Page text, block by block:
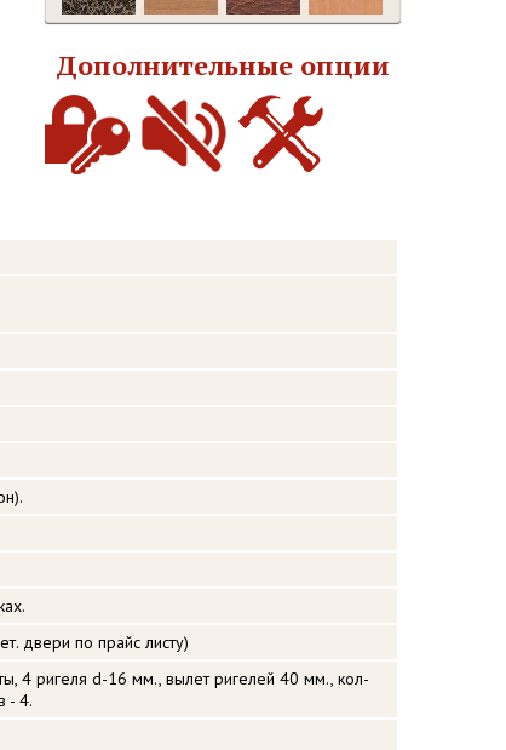
Дополнительные опции
двери по прайс листу)
4 ригеля d-16 мм., вылет ригелей 40 мм., кол-
- 4.